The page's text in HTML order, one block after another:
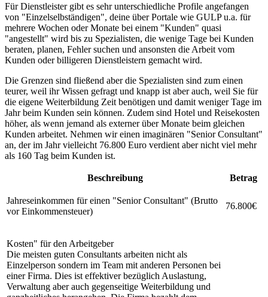
Für Dienstleister gibt es sehr unterschiedliche Profile angefangen
von "Einzelselbständigen", deine über Portale wie GULP u.a. für
mehrere Wochen oder Monate bei einem "Kunden" quasi
"angestellt" wird bis zu Spezialisten, die wenige Tage bei Kunden
beraten, planen, Fehler suchen und ansonsten die Arbeit vom
Kunden oder billigeren Dienstleistern gemacht wird.
Die Grenzen sind fließend aber die Spezialisten sind zum einen
teurer, weil ihr Wissen gefragt und knapp ist aber auch, weil Sie für
die eigene Weiterbildung Zeit benötigen und damit weniger Tage im
Jahr beim Kunden sein können. Zudem sind Hotel und Reisekosten
höher, als wenn jemand als externer über Monate beim gleichen
Kunden arbeitet. Nehmen wir einen imaginären "Senior Consultant"
an, der im Jahr vielleicht 76.800 Euro verdient aber nicht viel mehr
als 160 Tag beim Kunden ist.
Beschreibung Betrag
Jahreseinkommen für einen "Senior Consultant" (Brutto
vor Einkommensteuer)
76.800€
Kosten" für den Arbeitgeber
Die meisten guten Consultants arbeiten nicht als
Einzelperson sondern im Team mit anderen Personen bei
einer Firma. Dies ist effektiver bezüglich Auslastung,
Verwaltung aber auch gegenseitige Weiterbildung und